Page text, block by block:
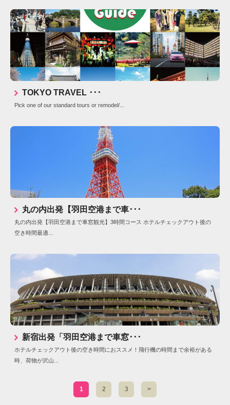
TOKYO TRAVEL ･･･
Pick one of our standard tours or remodel/...
丸の内出発【羽田空港まで車･･･
丸の内出発【羽田空港まで車窓観光】3時間コース ホテルチェックアウト後の
空き時間最適...
新宿出発「羽田空港まで車窓･･･
ホテルチェックアウト後の空き時間におススメ！飛行機の時間まで余裕がある
時、荷物が沢山...
1 2 3 >